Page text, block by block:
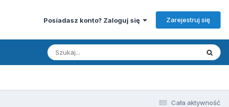
Posiadasz konto? Zaloguj się Zarejestruj się
Cała aktywność